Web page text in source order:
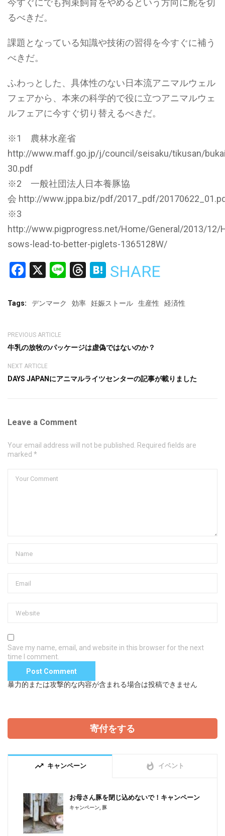
今すぐにでも拘束飼育をやめるという方向に舵を切
るべきだ。
課題となっている知識や技術の習得を今すぐに補う
べきだ。
ふわっとした、具体性のない日本流アニマルウェル
フェアから、本来の科学的で役に立つアニマルウェ
ルフェアに今すぐ切り替えるべきだ。
※1 農林水産省
http://www.maff.go.jp/j/council/seisaku/tikusan/
30.pdf
※2 一般社団法人日本養豚協
会 http://www.jppa.biz/pdf/2017_pdf/
※3
http://www.pigprogress.net/Home/General/2013/12/
sows-lead-to-better-piglets-1365128W/
Facebook
X LineThreads
Hatena
SHARE
Tags: デンマーク 効率 妊娠ストール 生産性 経済性
PREVIOUS ARTICLE
牛乳の放牧のパッケージは虚偽ではないのか？
NEXT ARTICLE
DAYS JAPANにアニマルライツセンターの記事が載りました
Leave a Comment
Your email address will not be published. Required fields are
marked *
Save my name, email, and website in this browser for the next
time I comment.
暴力的または攻撃的な内容が含まれる場合は投稿できません
寄付をする
trending_up キャンペーン whatshot イベント
お母さん豚を閉じ込めないで！キャンペーン
キャンペーン 豚